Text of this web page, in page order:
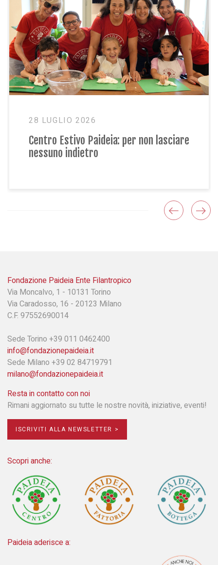
per non lasciare
Costruire il domani
Fondazione Paideia Ente Filantropico
Via Moncalvo, 1 - 10131 Torino
Via Caradosso, 16 - 20123 Milano
C.F. 97552690014
Sede Torino +39 011 0462400
info@fondazionepaideia.it
Sede Milano +39 02 84719791
milano@fondazionepaideia.it
Resta in contatto con noi
Rimani aggiornato su tutte le nostre novità, iniziative, eventi!
ISCRIVITI ALLA NEWSLETTER >
Scopri anche:
Paideia aderisce a: